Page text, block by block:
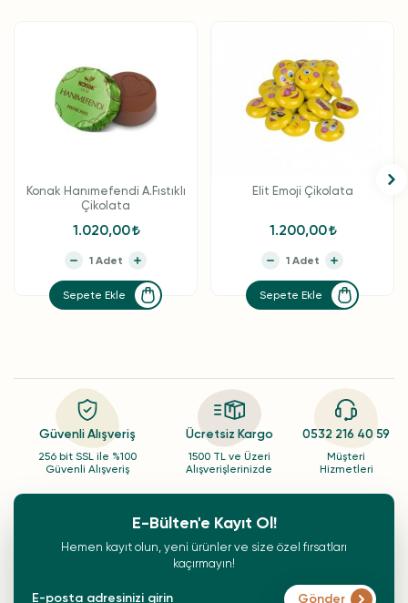
Konak Hanımefendi A.Fıstıklı
Çikolata
1.020,00
Sepete Ekle
Elit Emoji Çikolata
1.200,00
Sepete Ekle
Güvenli Alışveriş
256 bit SSL ile %100
Güvenli Alışveriş
Ücretsiz Kargo
1500 TL ve Üzeri
Alışverişlerinizde
0532 216 40 59
Müşteri
Hizmetleri
E-Bülten'e Kayıt Ol!
Hemen kayıt olun, yeni ürünler ve size özel fırsatları
kaçırmayın!
Gönder